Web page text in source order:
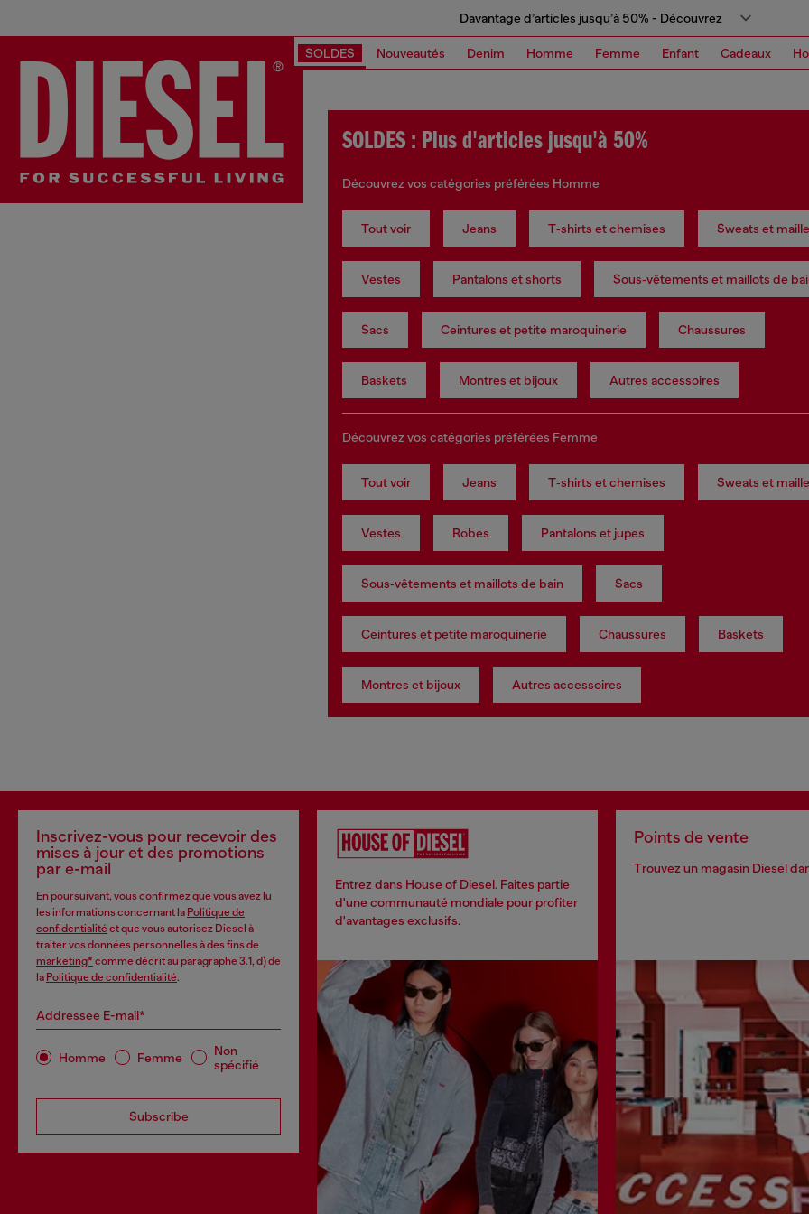
Davantage d’articles jusqu’à 50% - Découvrez
SOLDES Nouveautés Denim Homme Femme Enfant Cadeaux
SOLDES : Plus d'articles jusqu'à 50%
Découvrez vos catégories préférées Homme
Tout voir Jeans T‑shirts et chemises Sweats et maille
Vestes Pantalons et shorts Sous‑vêtements et maillots de
Sacs Ceintures et petite maroquinerie Chaussures
Baskets Montres et bijoux Autres accessoires
Découvrez vos catégories préférées Femme
Tout voir Jeans T‑shirts et chemises Sweats et maille
Vestes Robes Pantalons et jupes
Sous‑vêtements et maillots de bain Sacs
Ceintures et petite maroquinerie Chaussures Baskets
Montres et bijoux Autres accessoires
Inscrivez-vous pour recevoir des
mises à jour et des promotions
par e-mail
En poursuivant, vous confirmez que vous avez lu
les informations concernant la Politique de
confidentialité et que vous autorisez Diesel à
traiter vos données personnelles à des fins de
marketing* comme décrit au paragraphe 3.1, d) de
la Politique de confidentialité.
Addressee E-mail*
Homme Femme
Non
spécifié
Subscribe
Entrez dans House of Diesel. Faites partie
d'une communauté mondiale pour profiter
d'avantages exclusifs.
Points de vente
Trouvez un magasin Diesel